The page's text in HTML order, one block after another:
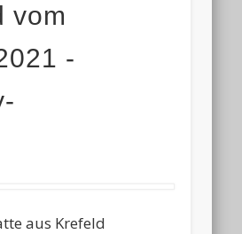
vom
-
aus Krefeld